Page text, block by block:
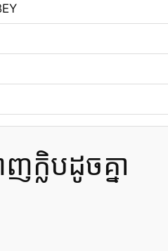
ក្លិបដូចគ្នា